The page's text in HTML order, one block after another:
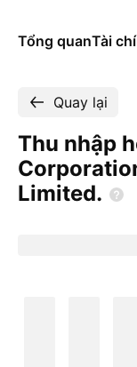
Tổng quanTài
Quay lại
Thu nhập
Limited.